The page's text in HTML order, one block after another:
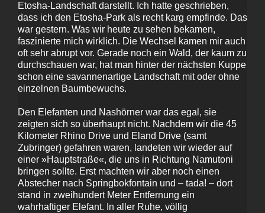
Etosha-Landschaft darstellt. Ich hatte geschrieben,
dass ich den Etosha-Park als recht karg empfinde. Das
war gestern. Was wir heute zu sehen bekamen,
faszinierte mich wirklich. Die Wechsel kamen mir auch
oft sehr abrupt vor. Gerade noch ein Wald, der kaum zu
durchschauen war, hat man hinter der nächsten Kuppe
schon eine savannenartige Landschaft mit oder ohne
einzelnen Baumbewuchs.
Den Elefanten und Nashörner war das egal, sie
zeigten sich so überhaupt nicht. Nachdem wir die 45
Kilometer Rhino Drive und Eland Drive (samt
Zubringer) gefahren waren, landeten wir wieder auf
einer »Hauptstraße«, die uns in Richtung Namutoni
bringen sollte. Erst machten wir aber noch einen
Abstecher nach Springbokfontain und – tada! – dort
stand in zweihundert Meter Entfernung ein
wahrhaftiger Elefant. In aller Ruhe, völlig